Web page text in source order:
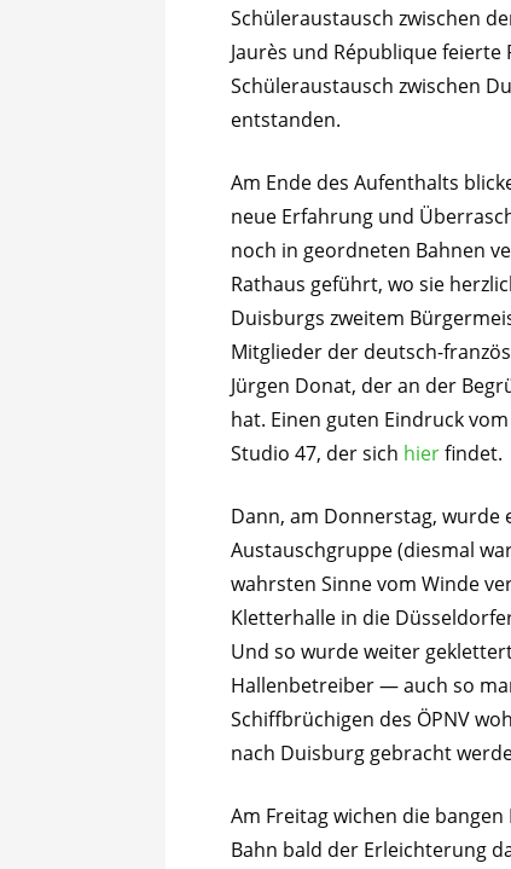
Schüleraustausch zwischen
Jaurès und République
Schüleraustausch zwischen
entstanden.
Am Ende des Aufenthalts
neue Erfahrung und
noch in geordneten Bahnen
Rathaus geführt, wo sie
Duisburgs zweitem
Mitglieder der deutsch-
Jürgen Donat, der an der
hat. Einen guten Eindruck
Studio 47, der sich hierfindet.
Dann, am Donnerstag,
Austauschgruppe (diesmal
wahrsten Sinne vom Winde
Kletterhalle in die
Und so wurde weiter
Hallenbetreiber — auch so
Schiffbrüchigen des ÖPNV
nach Duisburg gebracht
Am Freitag wichen die
Bahn bald der Erleichterung